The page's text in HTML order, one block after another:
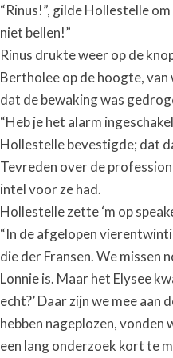
“Rinus!”, gilde Hollestelle
niet bellen!”
Rinus drukte weer op de
Bertholee op de hoogte,
dat de bewaking was
“Heb je het alarm
Hollestelle bevestigde; dat
Tevreden over de
intel voor ze had.
Hollestelle zette ‘m op
“In de afgelopen
die der Fransen. We missen
Lonnie is. Maar het Elysee
echt?’ Daar zijn we mee
hebben nageplozen,
een lang onderzoek kort te